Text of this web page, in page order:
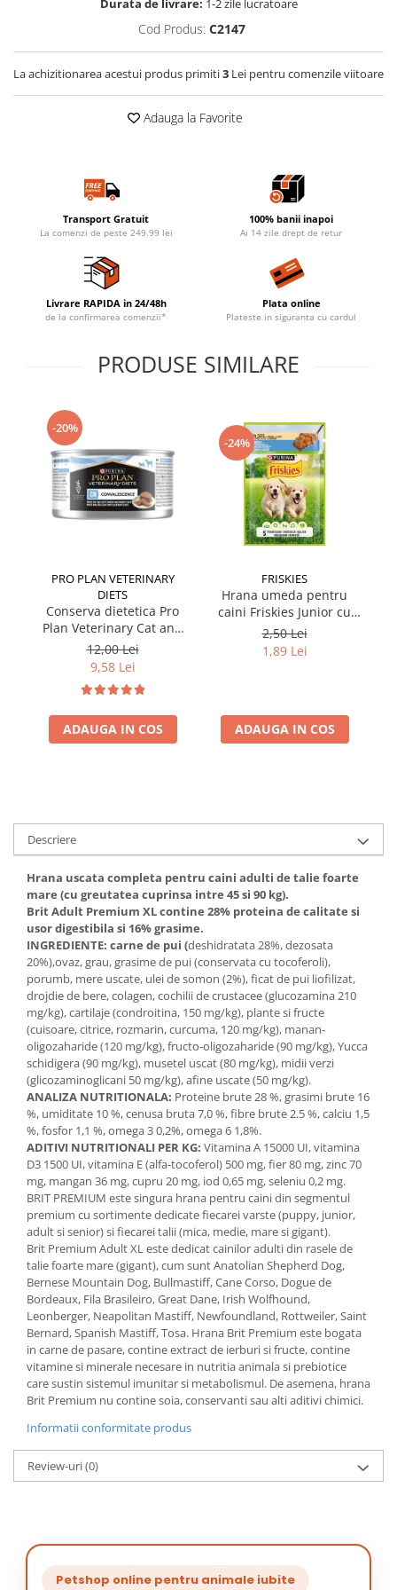
Durata de livrare: 1-2 zile lucratoare
Cod Produs: C2147
La achizitionarea acestui produs primiti3 Lei pentru comenzile viitoare
Adauga la Favorite
Transport Gratuit
La comenzi de peste 249.99 lei
100% banii inapoi
Ai 14 zile drept de retur
Livrare RAPIDA in 24/48h
de la confirmarea comenzii*
Plata online
Plateste in siguranta cu cardul
PRODUSE SIMILARE
-20%
PRO PLAN VETERINARY
DIETS
Conserva dietetica Pro
Plan Veterinary Cat and
Dog Convalescence 195
gr
12,00 Lei
9,58 Lei
ADAUGA IN COS
-24%
FRISKIES
Hrana umeda pentru
caini Friskies Junior cu
pui & mazare 85 gr
2,50 Lei
1,89 Lei
ADAUGA IN COS
Descriere
Hrana uscata completa pentru caini adulti de talie foarte
mare (cu greutatea cuprinsa intre 45 si 90 kg).
Brit Adult Premium XL contine 28% proteina de calitate si
usor digestibila si 16% grasime.
INGREDIENTE: carne de pui (deshidratata 28%, dezosata
20%),ovaz, grau, grasime de pui (conservata cu tocoferoli),
porumb, mere uscate, ulei de somon (2%), ficat de pui liofilizat,
drojdie de bere, colagen, cochilii de crustacee (glucozamina 210
mg/kg), cartilaje (condroitina, 150 mg/kg), plante si fructe
(cuisoare, citrice, rozmarin, curcuma, 120 mg/kg), manan-
oligozaharide (120 mg/kg), fructo-oligozaharide (90 mg/kg), Yucca
schidigera (90 mg/kg), musetel uscat (80 mg/kg), midii verzi
(glicozaminoglicani 50 mg/kg), afine uscate (50 mg/kg).
ANALIZA NUTRITIONALA: Proteine brute 28 %, grasimi brute 16
%, umiditate 10 %, cenusa bruta 7,0 %, fibre brute 2.5 %, calciu 1,5
%, fosfor 1,1 %, omega 3 0,2%, omega 6 1,8%.
ADITIVI NUTRITIONALI PER KG: Vitamina A 15000 UI, vitamina
D3 1500 UI, vitamina E (alfa-tocoferol) 500 mg, fier 80 mg, zinc 70
mg, mangan 36 mg, cupru 20 mg, iod 0,65 mg, seleniu 0,2 mg.
BRIT PREMIUM este singura hrana pentru caini din segmentul
premium cu sortimente dedicate fiecarei varste (puppy, junior,
adult si senior) si fiecarei talii (mica, medie, mare si gigant).
Brit Premium Adult XL este dedicat cainilor adulti din rasele de
talie foarte mare (gigant), cum sunt Anatolian Shepherd Dog,
Bernese Mountain Dog, Bullmastiff, Cane Corso, Dogue de
Bordeaux, Fila Brasileiro, Great Dane, Irish Wolfhound,
Leonberger, Neapolitan Mastiff, Newfoundland, Rottweiler, Saint
Bernard, Spanish Mastiff, Tosa. Hrana Brit Premium este bogata
in carne de pasare, contine extract de ierburi si fructe, contine
vitamine si minerale necesare in nutritia animala si prebiotice
care sustin sistemul imunitar si metabolismul. De asemena, hrana
Brit Premium nu contine soia, conservanti sau alti aditivi chimici.
Informatii conformitate produs
Review-uri(0)
Petshop online pentru animale iubite